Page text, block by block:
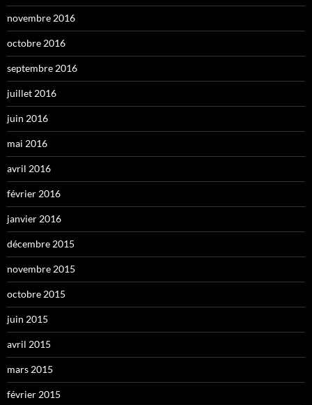
novembre 2016
octobre 2016
septembre 2016
juillet 2016
juin 2016
mai 2016
avril 2016
février 2016
janvier 2016
décembre 2015
novembre 2015
octobre 2015
juin 2015
avril 2015
mars 2015
février 2015